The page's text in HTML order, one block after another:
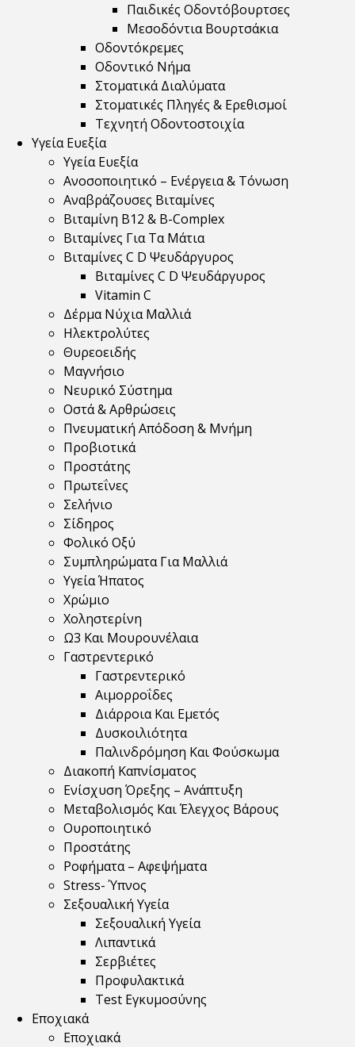
Παιδικές Οδοντόβουρτσες
Μεσοδόντια Βουρτσάκια
Οδοντόκρεμες
Οδοντικό Νήμα
Στοματικά Διαλύματα
Στοματικές Πληγές & Ερεθισμοί
Τεχνητή Οδοντοστοιχία
Υγεία Ευεξία
Υγεία Ευεξία
Ανοσοποιητικό – Ενέργεια & Τόνωση
Αναβράζουσες Βιταμίνες
Βιταμίνη B12 & Β-Complex
Βιταμίνες Για Τα Μάτια
Βιταμίνες C D Ψευδάργυρος
Βιταμίνες C D Ψευδάργυρος
Vitamin C
Δέρμα Νύχια Μαλλιά
Ηλεκτρολύτες
Θυρεοειδής
Μαγνήσιο
Νευρικό Σύστημα
Οστά & Αρθρώσεις
Πνευματική Απόδοση & Μνήμη
Προβιοτικά
Προστάτης
Πρωτεΐνες
Σελήνιο
Σίδηρος
Φολικό Οξύ
Συμπληρώματα Για Μαλλιά
Υγεία Ήπατος
Χρώμιο
Χοληστερίνη
Ω3 Και Μουρουνέλαια
Γαστρεντερικό
Γαστρεντερικό
Αιμορροΐδες
Διάρροια Και Εμετός
Δυσκοιλιότητα
Παλινδρόμηση Και Φούσκωμα
Διακοπή Καπνίσματος
Ενίσχυση Όρεξης – Ανάπτυξη
Μεταβολισμός Και Έλεγχος Βάρους
Ουροποιητικό
Προστάτης
Ροφήματα – Αφεψήματα
Stress- Ύπνος
Σεξουαλική Υγεία
Σεξουαλική Υγεία
Λιπαντικά
Σερβιέτες
Προφυλακτικά
Test Εγκυμοσύνης
Εποχιακά
Εποχιακά